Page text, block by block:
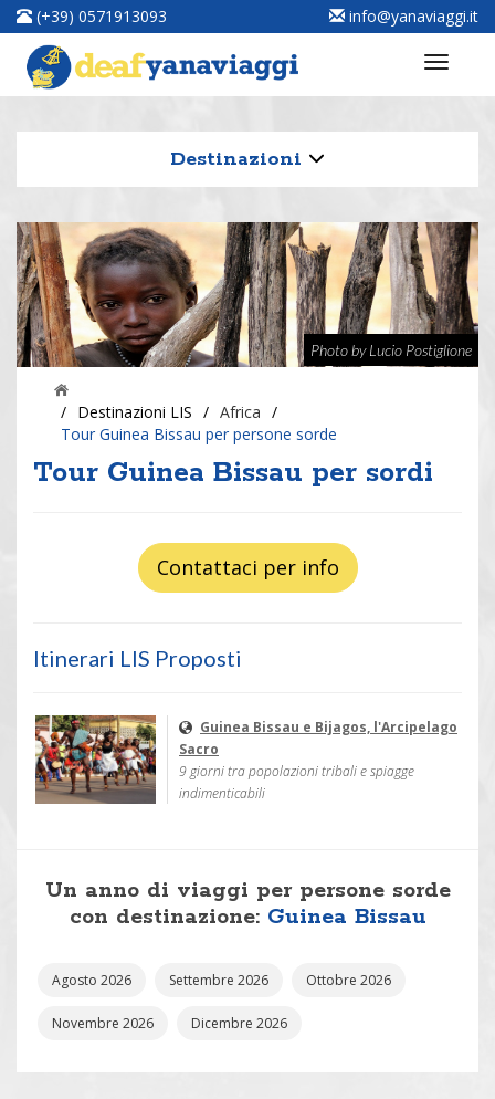
(+39) 0571913093 info@yanaviaggi.it
Destinazioni
Photo by Lucio Postiglione
/ Destinazioni LIS / Africa /
Tour Guinea Bissau per persone sorde
Tour Guinea Bissau per sordi
Contattaci per info
Itinerari LIS Proposti
Guinea Bissau e Bijagos, l'Arcipelago
Sacro
9 giorni tra popolazioni tribali e spiagge
indimenticabili
Un anno di viaggi per persone sorde
con destinazione: Guinea Bissau
Agosto 2026 Settembre 2026 Ottobre 2026
Novembre 2026 Dicembre 2026